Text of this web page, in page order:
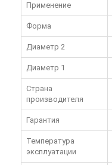
Применение
Форма
Диаметр 2
Диаметр 1
Страна
производителя
Гарантия
Температура
эксплуатации